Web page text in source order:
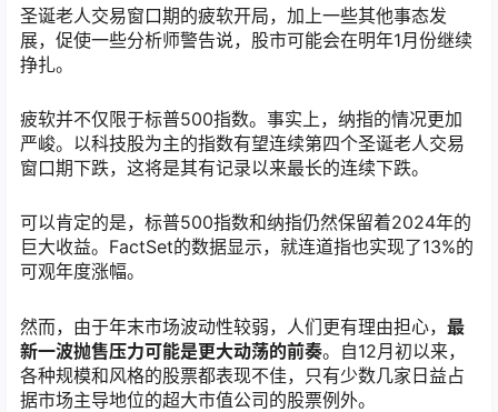
圣诞老人交易窗口期的疲软开局，加上一些其他事态发
展，促使一些分析师警告说，股市可能会在明年1月份继续
挣扎。
疲软并不仅限于标普500指数。事实上，纳指的情况更加
严峻。以科技股为主的指数有望连续第四个圣诞老人交易
窗口期下跌，这将是其有记录以来最长的连续下跌。
可以肯定的是，标普500指数和纳指仍然保留着2024年的
巨大收益。FactSet的数据显示，就连道指也实现了13%的
可观年度涨幅。
然而，由于年末市场波动性较弱，人们更有理由担心， 最
新一波抛售压力可能是更大动荡的前奏。自12月初以来，
各种规模和风格的股票都表现不佳，只有少数几家日益占
据市场主导地位的超大市值公司的股票例外。